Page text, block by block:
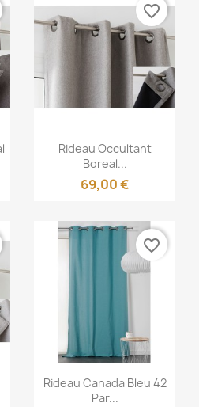
Aperçu rapide
Rideau Occultant
Boreal...
69,00 €
favorite_border
Aperçu rapide
Rideau Canada Bleu 42
Par...
favorite_border